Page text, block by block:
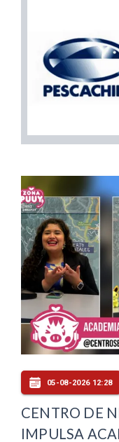
05-08-2026 12:28
CENTRO DE
IMPULSA